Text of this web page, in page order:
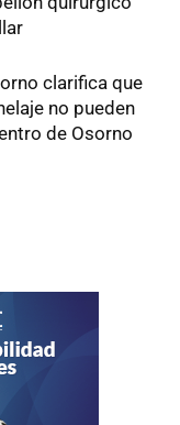
clarifica que
no pueden
de Osorno